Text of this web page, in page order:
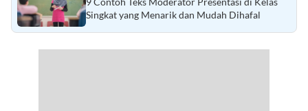
Singkat yang Menarik dan Mudah Dihafal